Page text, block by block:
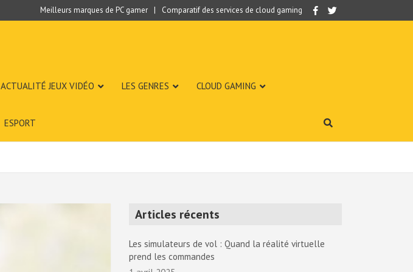
Meilleurs marques de PC gamer Comparatif des services de cloud gaming
ACTUALITÉ JEUX VIDÉO LES GENRES CLOUD GAMING
ESPORT
Articles récents
Les simulateurs de vol : Quand la réalité virtuelle
prend les commandes